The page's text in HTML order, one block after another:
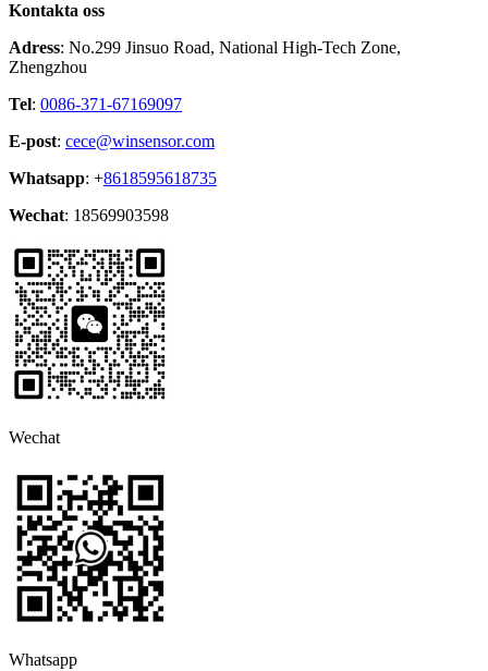
Kontakta oss
Adress: No.299 Jinsuo Road, National High-Tech Zone,
Zhengzhou
Tel: 0086-371-67169097
E-post: cece@winsensor.com
Whatsapp: +8618595618735
Wechat: 18569903598
Wechat
Whatsapp